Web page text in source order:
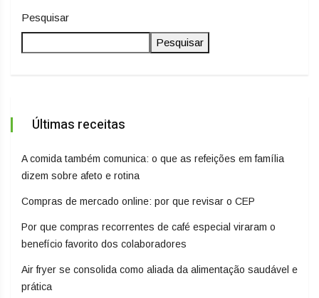
Pesquisar
Pesquisar
Últimas receitas
A comida também comunica: o que as refeições em família
dizem sobre afeto e rotina
Compras de mercado online: por que revisar o CEP
Por que compras recorrentes de café especial viraram o
benefício favorito dos colaboradores
Air fryer se consolida como aliada da alimentação saudável e
prática